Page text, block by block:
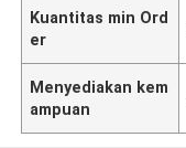
Kuantitas min Ord
er
Menyediakan kem
ampuan